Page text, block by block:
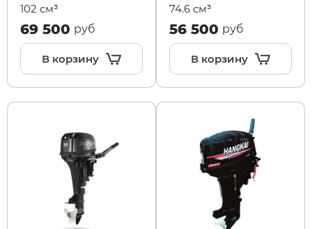
102 см³
69 500 руб
В корзину
74.6 см³
56 500 руб
В корзину